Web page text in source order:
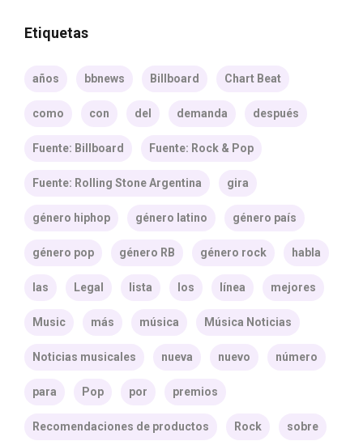
Etiquetas
años bbnews Billboard Chart Beat
como con del demanda después
Fuente: Billboard Fuente: Rock & Pop
Fuente: Rolling Stone Argentina gira
género hiphop género latino género país
género pop género RB género rock habla
las Legal lista los línea mejores
Music más música Música Noticias
Noticias musicales nueva nuevo número
para Pop por premios
Recomendaciones de productos Rock sobre